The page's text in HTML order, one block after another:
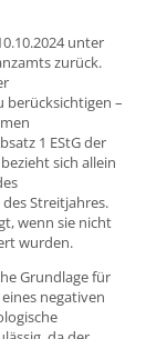
unter
zurück.
berücksichtigen –
1 EStG der
sich allein
Streitjahres.
wenn sie nicht
wurden.
Grundlage für
negativen